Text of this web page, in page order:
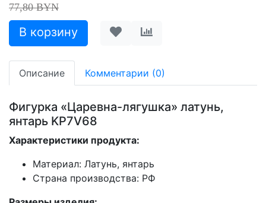
77,80 BYN
Описание Комментарии (0)
Фигурка «Царевна-лягушка» латунь,
янтарь KP7V68
Характеристики продукта:
Материал: Латунь, янтарь
Страна производства: РФ